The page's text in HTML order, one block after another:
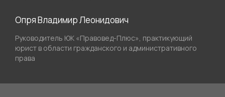
Опря Владимир Леонидович
Руководитель ЮК «Правовед-Плюс», практикующий
юрист в области гражданского и административного
права